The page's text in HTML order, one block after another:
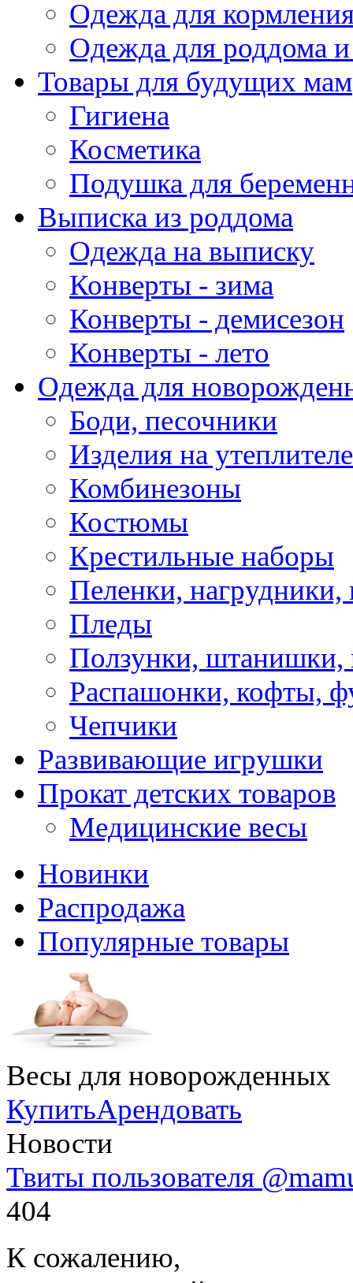
Одежда для
Одежда для роддома
Товары для будущих мам
Гигиена
Косметика
Подушка для
Выписка из роддома
Одежда на выписку
Конверты - зима
Конверты - демисезон
Конверты - лето
Одежда для
Боди, песочники
Изделия на утеплителе
Комбинезоны
Костюмы
Крестильные наборы
Пеленки, нагрудники,
Пледы
Ползунки, штанишки,
Распашонки, кофты,
Чепчики
Развивающие игрушки
Прокат детских товаров
Медицинские весы
Новинки
Распродажа
Популярные товары
Весы для новорожденных
КупитьАрендовать
Новости
Твиты пользователя
404
К сожалению,